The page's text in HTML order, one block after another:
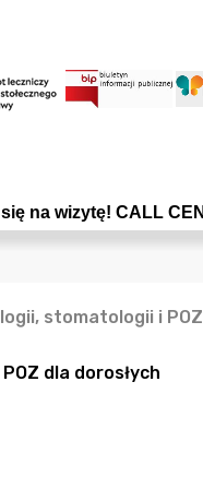
CALL CENTER:
Kontaktowy
stomatologii i POZ
dla dorosłych